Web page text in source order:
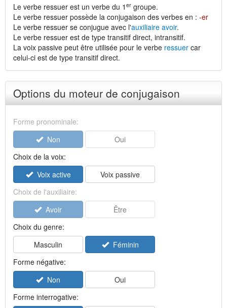
Le verbe ressuer est un verbe du 1 er groupe.
Le verbe ressuer possède la conjugaison des verbes en : -er
Le verbe ressuer se conjugue avec l'auxiliaire avoir.
Le verbe ressuer est de type transitif direct, intransitif.
La voix passive peut être utilisée pour le verbe ressuer car
celui-ci est de type transitif direct.
Options du moteur de conjugaison
Forme pronominale:
Non
Oui
Choix de la voix:
Voix active
Voix passive
Choix de l'auxiliaire:
Avoir
Être
Choix du genre:
Masculin
Féminin
Forme négative:
Non
Oui
Forme interrogative: